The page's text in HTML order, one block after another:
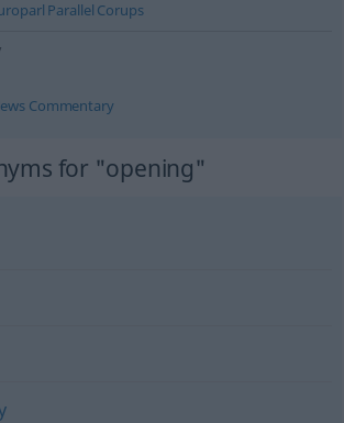
Parallel Corups
Commentary
for "opening"